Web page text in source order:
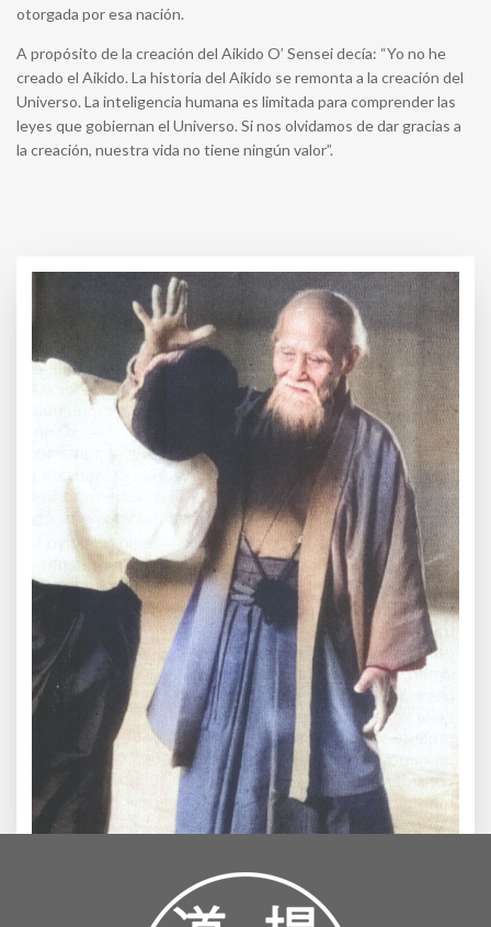
otorgada por esa nación.
A propósito de la creación del Aikido O’ Sensei decía: “Yo no he
creado el Aikido. La historia del Aikido se remonta a la creación del
Universo. La inteligencia humana es limitada para comprender las
leyes que gobiernan el Universo. Si nos olvidamos de dar gracias a
la creación, nuestra vida no tiene ningún valor”.